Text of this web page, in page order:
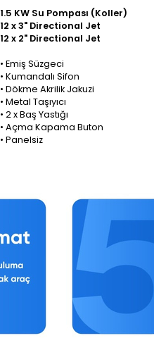
1.5 KW Su Pompası (Koller)
12 x 3" Directional Jet
12 x 2" Directional Jet
• Emiş Süzgeci
• Kumandalı Sifon
• Dökme Akrilik Jakuzi
• Metal Taşıyıcı
• 2 x Baş Yastığı
• Açma Kapama Buton
• Panelsiz